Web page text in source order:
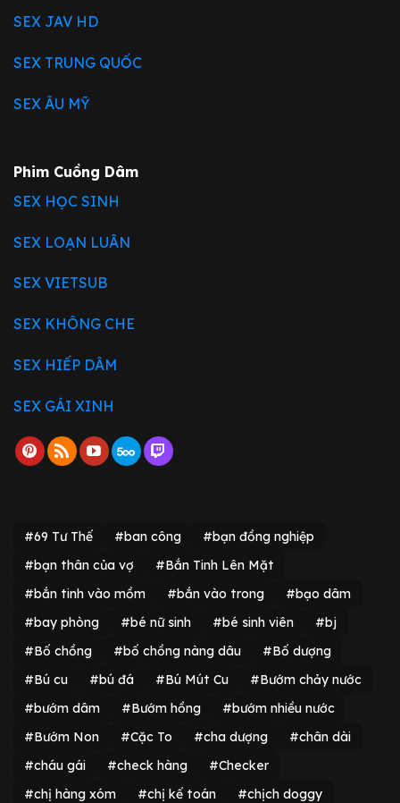
SEX JAV HD
SEX TRUNG QUỐC
SEX ÂU MỸ
Phim Cuồng Dâm
SEX HỌC SINH
SEX LOẠN LUÂN
SEX VIETSUB
SEX KHÔNG CHE
SEX HIẾP DÂM
SEX GÁI XINH
#69 Tư Thế #ban công
#bạn đồng nghiệp
#bạn thân của vợ
#Bắn Tinh Lên Mặt
#bắn tinh vào mồm
#bắn vào trong
#bạo dâm
#bay phòng
#bé nữ sinh #bé sinh viên
#bj
#Bố chồng
#bố chồng nàng dâu
#Bố dượng
#Bú cu
#bú đá #Bú Mút Cu
#Bướm chảy nước
#bướm dâm
#Bướm hồng
#bướm nhiều nước
#Bướm Non
#Cặc To #cha dượng
#chân dài
#cháu gái
#check hàng
#Checker
#chị hàng xóm
#chị kế toán
#chịch doggy